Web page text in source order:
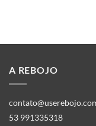
A REBOJO
53 991335318